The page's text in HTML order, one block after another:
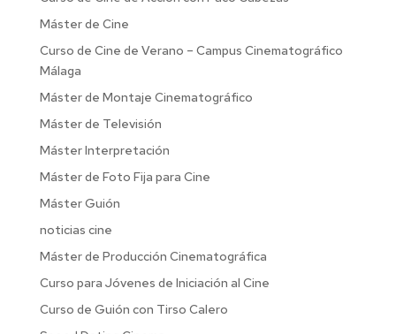
Máster de Cine
Curso de Cine de Verano – Campus Cinematográfico
Málaga
Máster de Montaje Cinematográfico
Máster de Televisión
Máster Interpretación
Máster de Foto Fija para Cine
Máster Guión
noticias cine
Máster de Producción Cinematográfica
Curso para Jóvenes de Iniciación al Cine
Curso de Guión con Tirso Calero